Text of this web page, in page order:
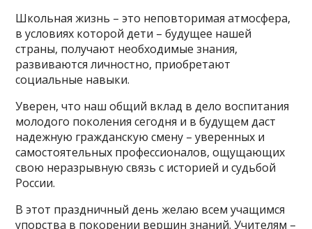
Школьная жизнь – это неповторимая атмосфера,
в условиях которой дети – будущее нашей
страны, получают необходимые знания,
развиваются личностно, приобретают
социальные навыки.
Уверен, что наш общий вклад в дело воспитания
молодого поколения сегодня и в будущем даст
надежную гражданскую смену – уверенных и
самостоятельных профессионалов, ощущающих
свою неразрывную связь с историей и судьбой
России.
В этот праздничный день желаю всем учащимся
упорства в покорении вершин знаний. Учителям –